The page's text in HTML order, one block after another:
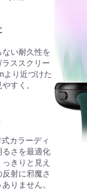
い耐久性を
ススクリー
より近づけた
すく。
カラーディ
るさを最適化
きりと見え
射に邪魔さ
りません。